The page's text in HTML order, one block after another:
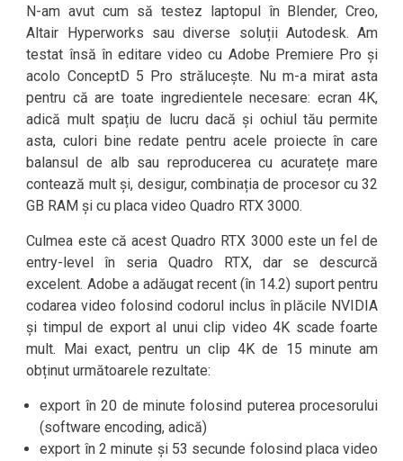
N-am avut cum să testez laptopul în Blender, Creo,
Altair Hyperworks sau diverse soluții Autodesk. Am
testat însă în editare video cu Adobe Premiere Pro și
acolo ConceptD 5 Pro strălucește. Nu m-a mirat asta
pentru că are toate ingredientele necesare: ecran 4K,
adică mult spațiu de lucru dacă și ochiul tău permite
asta, culori bine redate pentru acele proiecte în care
balansul de alb sau reproducerea cu acuratețe mare
contează mult și, desigur, combinația de procesor cu 32
GB RAM și cu placa video Quadro RTX 3000.
Culmea este că acest Quadro RTX 3000 este un fel de
entry-level în seria Quadro RTX, dar se descurcă
excelent. Adobe a adăugat recent (în 14.2) suport pentru
codarea video folosind codorul inclus în plăcile NVIDIA
și timpul de export al unui clip video 4K scade foarte
mult. Mai exact, pentru un clip 4K de 15 minute am
obținut următoarele rezultate:
export în 20 de minute folosind puterea procesorului
(software encoding, adică)
export în 2 minute și 53 secunde folosind placa video